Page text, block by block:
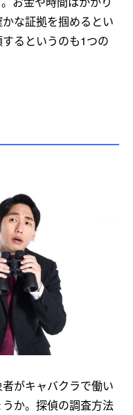
な証拠を掴めるとい
るというのも1つの
がキャバクラで働い
か。探偵の調査方法